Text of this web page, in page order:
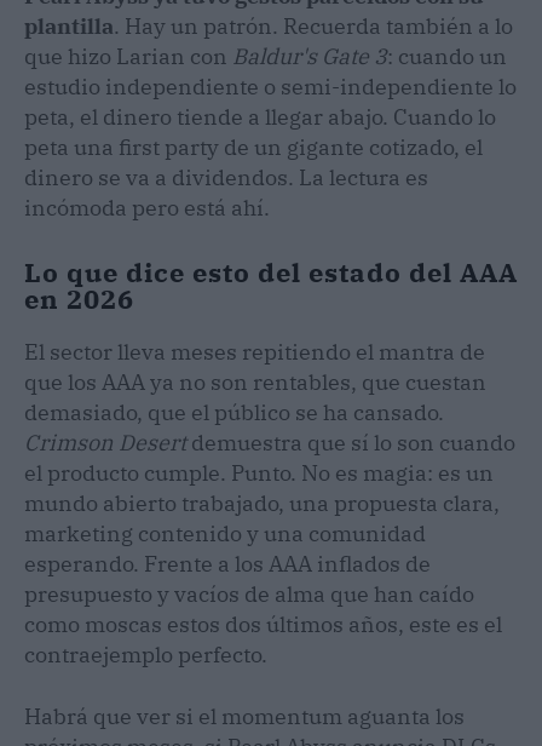
plantilla. Hay un patrón. Recuerda también a lo
que hizo Larian con Baldur's Gate 3: cuando un
estudio independiente o semi-independiente lo
peta, el dinero tiende a llegar abajo. Cuando lo
peta una first party de un gigante cotizado, el
dinero se va a dividendos. La lectura es
incómoda pero está ahí.
Lo que dice esto del estado del AAA
en 2026
El sector lleva meses repitiendo el mantra de
que los AAA ya no son rentables, que cuestan
demasiado, que el público se ha cansado.
Crimson Desertdemuestra que sí lo son cuando
el producto cumple. Punto. No es magia: es un
mundo abierto trabajado, una propuesta clara,
marketing contenido y una comunidad
esperando. Frente a los AAA inflados de
presupuesto y vacíos de alma que han caído
como moscas estos dos últimos años, este es el
contraejemplo perfecto.
Habrá que ver si el momentum aguanta los